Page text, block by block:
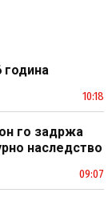
година
10:18
го задржа
наследство
09:07